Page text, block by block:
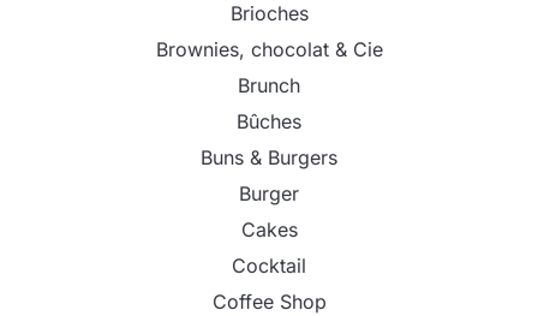
Brioches
Brownies, chocolat & Cie
Brunch
Bûches
Buns & Burgers
Burger
Cakes
Cocktail
Coffee Shop